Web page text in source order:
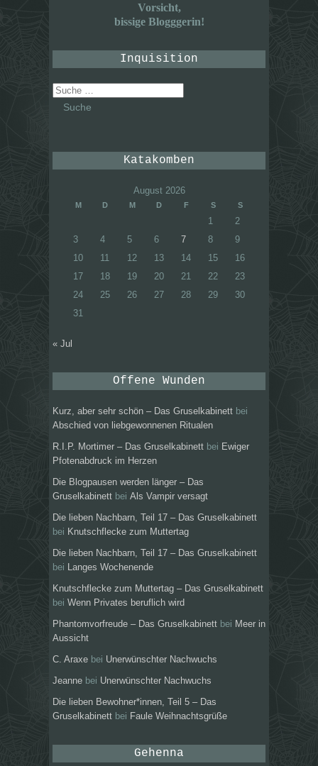
Vorsicht,
bissige Blogggerin!
Inquisition
Suche
nach:
Katakomben
August 2026
M D M D F S S
1
2
3
4 5 6 7 8
9
10
11 12 13 14 15
16
17
18 19 20 21 22
23
24
25 26 27 28 29
30
31
« Jul
Offene Wunden
Kurz, aber sehr schön – Das Gruselkabinett bei
Abschied von liebgewonnenen Ritualen
R.I.P. Mortimer – Das Gruselkabinett bei Ewiger
Pfotenabdruck im Herzen
Die Blogpausen werden länger – Das
Gruselkabinett bei Als Vampir versagt
Die lieben Nachbarn, Teil 17 – Das Gruselkabinett
bei Knutschflecke zum Muttertag
Die lieben Nachbarn, Teil 17 – Das Gruselkabinett
bei
Langes Wochenende
Knutschflecke zum Muttertag – Das Gruselkabinett
bei Wenn Privates beruflich wird
Phantomvorfreude – Das Gruselkabinett bei Meer in
Aussicht
C. Araxe bei Unerwünschter Nachwuchs
Jeanne bei Unerwünschter Nachwuchs
Die lieben Bewohner*innen, Teil 5 – Das
Gruselkabinett bei Faule Weihnachtsgrüße
Gehenna